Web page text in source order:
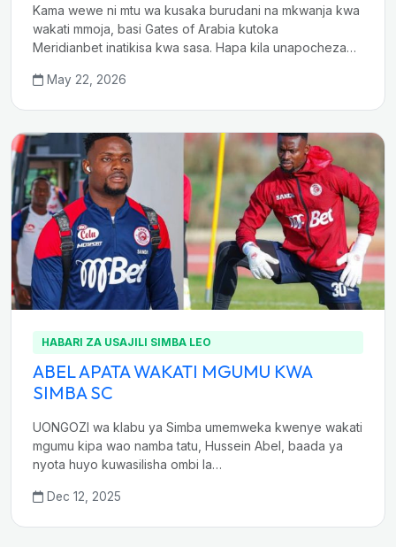
Kama wewe ni mtu wa kusaka burudani na mkwanja kwa
wakati mmoja, basi Gates of Arabia kutoka
Meridianbet inatikisa kwa sasa. Hapa kila unapocheza…
May 22, 2026
HABARI ZA USAJILI SIMBA LEO
ABEL APATA WAKATI MGUMU KWA
SIMBA SC
UONGOZI wa klabu ya Simba umemweka kwenye wakati
mgumu kipa wao namba tatu, Hussein Abel, baada ya
nyota huyo kuwasilisha ombi la…
Dec 12, 2025